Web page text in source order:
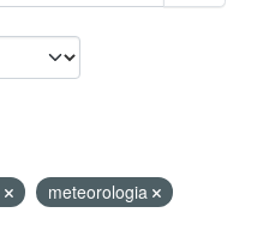
meteorologia